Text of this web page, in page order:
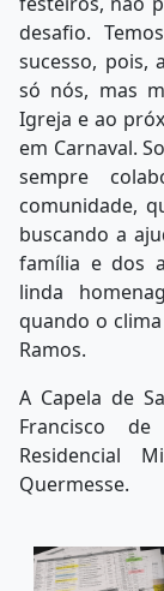
desafio.
sucesso, pois,
só nós, mas
Igreja e ao
em Carnaval.
sempre
comunidade,
buscando a
família e dos
linda
quando o
Ramos.
A Capela de
Francisco
Residencial
Quermesse.